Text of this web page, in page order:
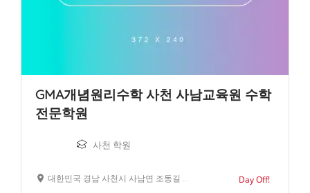
GMA개념원리수학 사천 사남교육원 수학
전문학원
사천 학원
대한민국 경남 사천시 사남면 조동길 61 Day Off!